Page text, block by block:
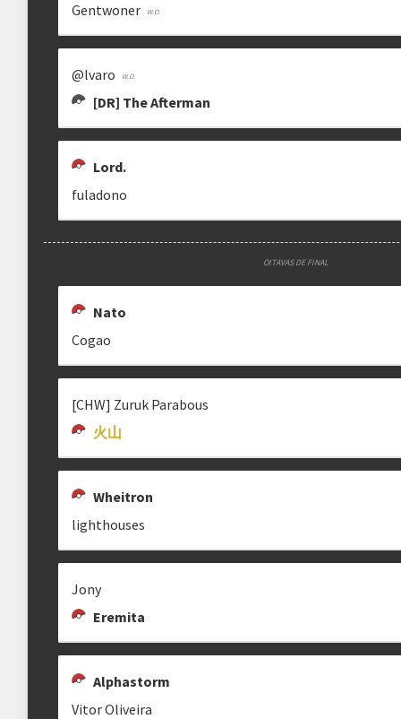
Gentwoner
@lvaro
[DR] The Afterman
Lord.
fuladono
OITAVAS DE FINAL
Nato
Cogao
[CHW] Zuruk Parabous
火山
Wheitron
lighthouses
Jony
Eremita
Alphastorm
Vitor Oliveira